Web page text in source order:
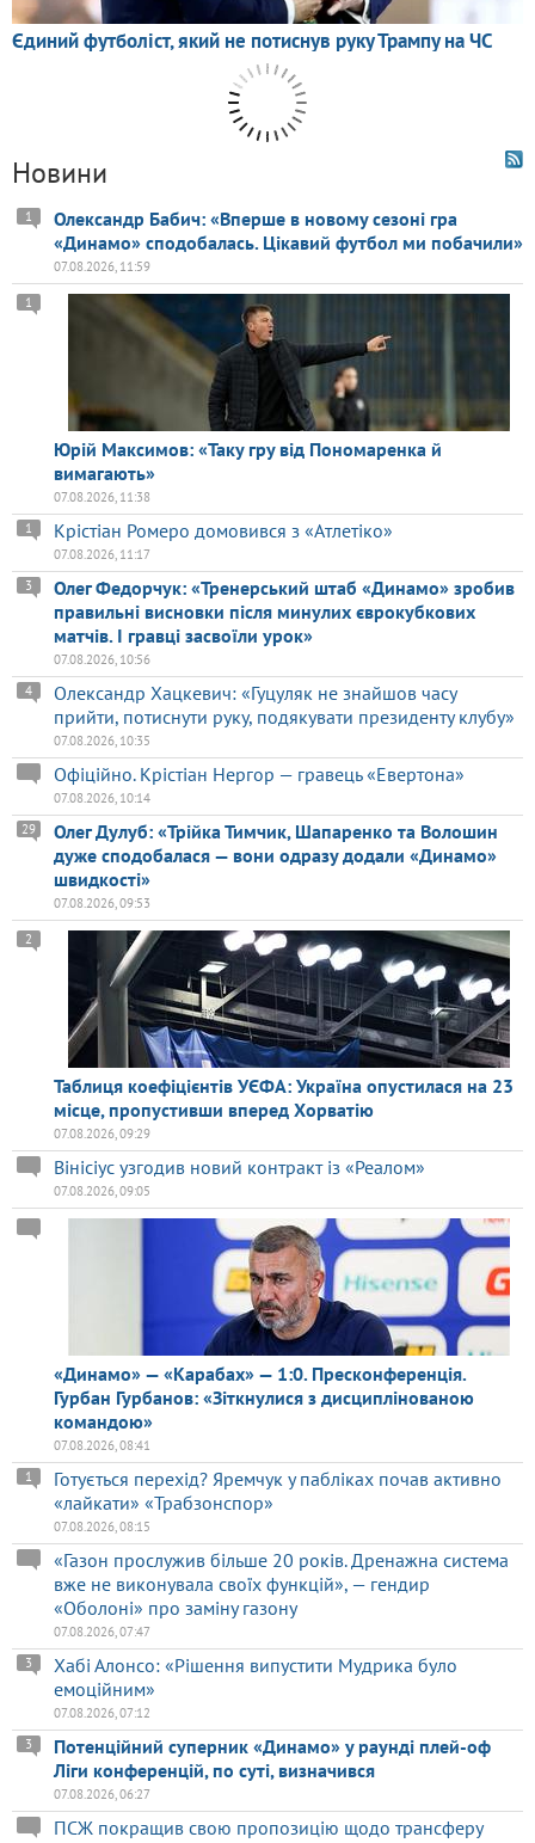
Новини
Олександр Бабич: «Вперше в новому сезоні гра
«Динамо» сподобалась. Цікавий футбол ми побачили»
1
07.08.2026, 11:59
Юрій Максимов: «Таку гру від Пономаренка й
вимагають»
1
07.08.2026, 11:38
Крістіан Ромеро домовився з «Атлетіко»
1
07.08.2026, 11:17
Олег Федорчук: «Тренерський штаб «Динамо» зробив
правильні висновки після минулих єврокубкових
матчів. І гравці засвоїли урок»
3
07.08.2026, 10:56
Олександр Хацкевич: «Гуцуляк не знайшов часу
прийти, потиснути руку, подякувати президенту клубу»
4
07.08.2026, 10:35
Офіційно. Крістіан Нергор — гравець «Евертона»
07.08.2026, 10:14
Олег Дулуб: «Трійка Тимчик, Шапаренко та Волошин
дуже сподобалася — вони одразу додали «Динамо»
швидкості»
29
07.08.2026, 09:53
Таблиця коефіцієнтів УЄФА: Україна опустилася на 23
місце, пропустивши вперед Хорватію
2
07.08.2026, 09:29
Вінісіус узгодив новий контракт із «Реалом»
07.08.2026, 09:05
«Динамо» — «Карабах» — 1:0. Пресконференція.
Гурбан Гурбанов: «Зіткнулися з дисциплінованою
командою»
07.08.2026, 08:41
Готується перехід? Яремчук у пабліках почав активно
«лайкати» «Трабзонспор»
1
07.08.2026, 08:15
«Газон прослужив більше 20 років. Дренажна система
вже не виконувала своїх функцій», — гендир
«Оболоні» про заміну газону
07.08.2026, 07:47
Хабі Алонсо: «Рішення випустити Мудрика було
емоційним»
3
07.08.2026, 07:12
Потенційний суперник «Динамо» у раунді плей-оф
Ліги конференцій, по суті, визначився
3
07.08.2026, 06:27
ПСЖ покращив свою пропозицію щодо трансферу